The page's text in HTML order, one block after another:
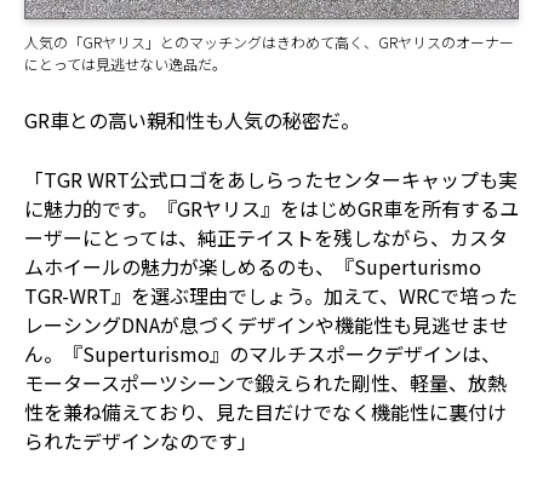
人気の「GRヤリス」とのマッチングはきわめて高く、GRヤリスのオーナー
にとっては見逃せない逸品だ。
GR車との高い親和性も人気の秘密だ。
「TGR WRT公式ロゴをあしらったセンターキャップも実
に魅力的です。『GRヤリス』をはじめGR車を所有するユ
ーザーにとっては、純正テイストを残しながら、カスタ
ムホイールの魅力が楽しめるのも、『Superturismo
TGR-WRT』を選ぶ理由でしょう。加えて、WRCで培った
レーシングDNAが息づくデザインや機能性も見逃せませ
ん。『Superturismo』のマルチスポークデザインは、
モータースポーツシーンで鍛えられた剛性、軽量、放熱
性を兼ね備えており、見た目だけでなく機能性に裏付け
られたデザインなのです」